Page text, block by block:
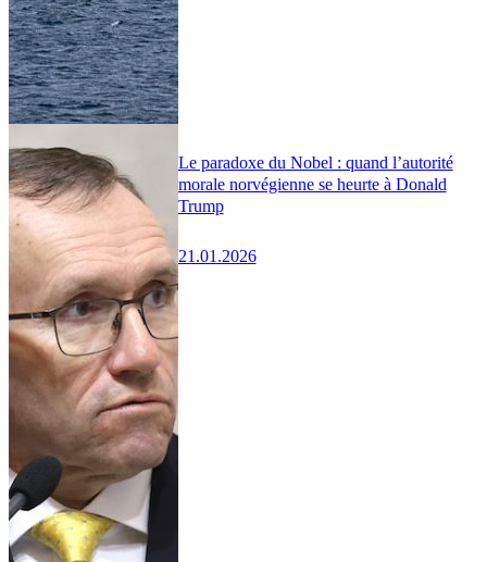
Le paradoxe du Nobel : quand l’autorité
morale norvégienne se heurte à Donald
Trump
21.01.2026